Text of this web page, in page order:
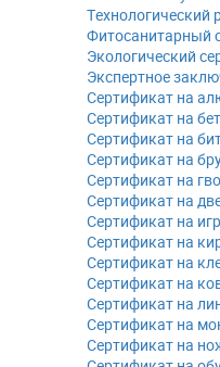
Технологический
Фитосанитарный
Экологический
Экспертное
Сертификат на
Сертификат на
Сертификат на
Сертификат на
Сертификат на
Сертификат на
Сертификат на
Сертификат на
Сертификат на
Сертификат на
Сертификат на
Сертификат на
Сертификат на